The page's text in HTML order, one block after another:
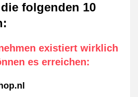
folgenden 10
:
existiert wirklich
es erreichen: